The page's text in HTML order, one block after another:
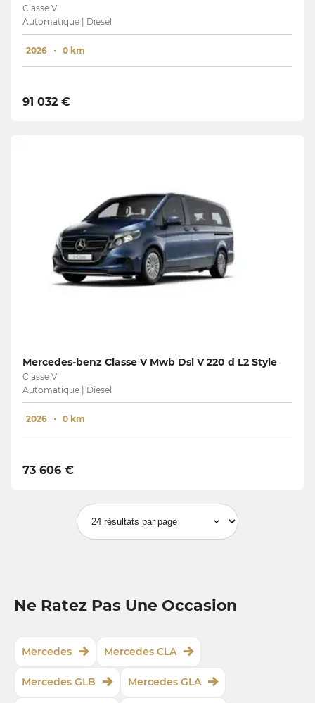
Classe V
Automatique | Diesel
2026 0 km
91 032 €
Mercedes-benz Classe V Mwb Dsl V 220 d L2 Style
Classe V
Automatique | Diesel
2026 0 km
73 606 €
Ne Ratez Pas Une Occasion
Mercedes Mercedes CLA
Mercedes GLB Mercedes GLA